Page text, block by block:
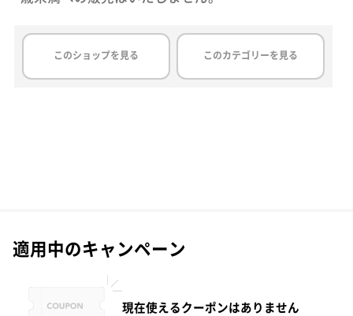
このショップを見る このカテゴリーを見る
適用中のキャンペーン
現在使えるクーポンはありません